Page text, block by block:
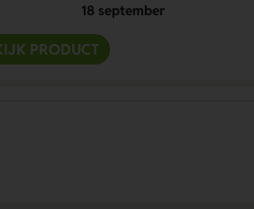
18 september
PRODUCT